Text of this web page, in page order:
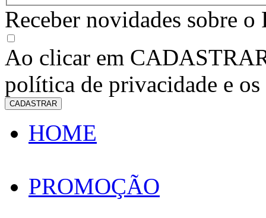
Receber novidades sobre
Ao clicar em
política de privacidade e os
CADASTRAR
HOME
PROMOÇÃO